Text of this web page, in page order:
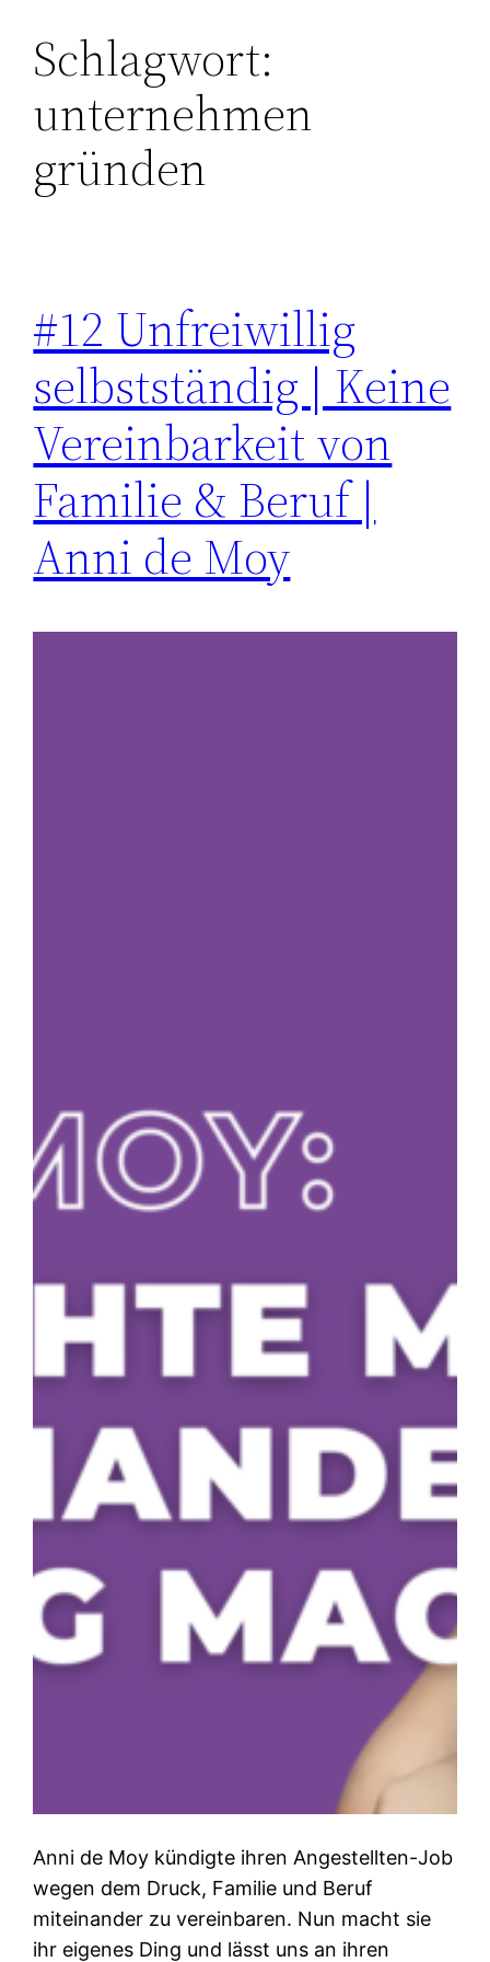
Zum
Inhalt
springen
Schlagwort:
unternehmen
gründen
#12 Unfreiwillig
selbstständig | Keine
Vereinbarkeit von
Familie & Beruf |
Anni de Moy
Anni de Moy kündigte ihren Angestellten-Job
wegen dem Druck, Familie und Beruf
miteinander zu vereinbaren. Nun macht sie
ihr eigenes Ding und lässt uns an ihren